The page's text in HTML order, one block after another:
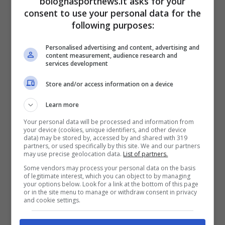
Non è quindi un caso che l’
esterno del
Bologna sia il primo giocatore per falli subiti
Zaccagnie ManuKoné. Una statistica che
nell’uno contro uno, ormai una costante nelle
sue partite. In questa speciale classifica
Nicolò ha messo alle sue spalle top player del
nostro campionato comeMcTominay(a
quota 18) eNico Paz(dodicesimo con 12 falli
subiti).
Un’ulteriore crescita negli ultimi quindici-venti
consent to use your personal data for the
following purposes:
Personalised advertising and content, advertising and
content measurement, audience research and
services development
Store and/or access information on a device
Learn more
Your personal data will be processed and information from
your device (cookies, unique identifiers, and other device
data) may be stored by, accessed by and shared with 319
partners, or used specifically by this site. We and our partners
may use precise geolocation data. List of partners.
Some vendors may process your personal data on the basis
of legitimate interest, which you can object to by managing
your options below. Look for a link at the bottom of this page
or in the site menu to manage or withdraw consent in privacy
and cookie settings.